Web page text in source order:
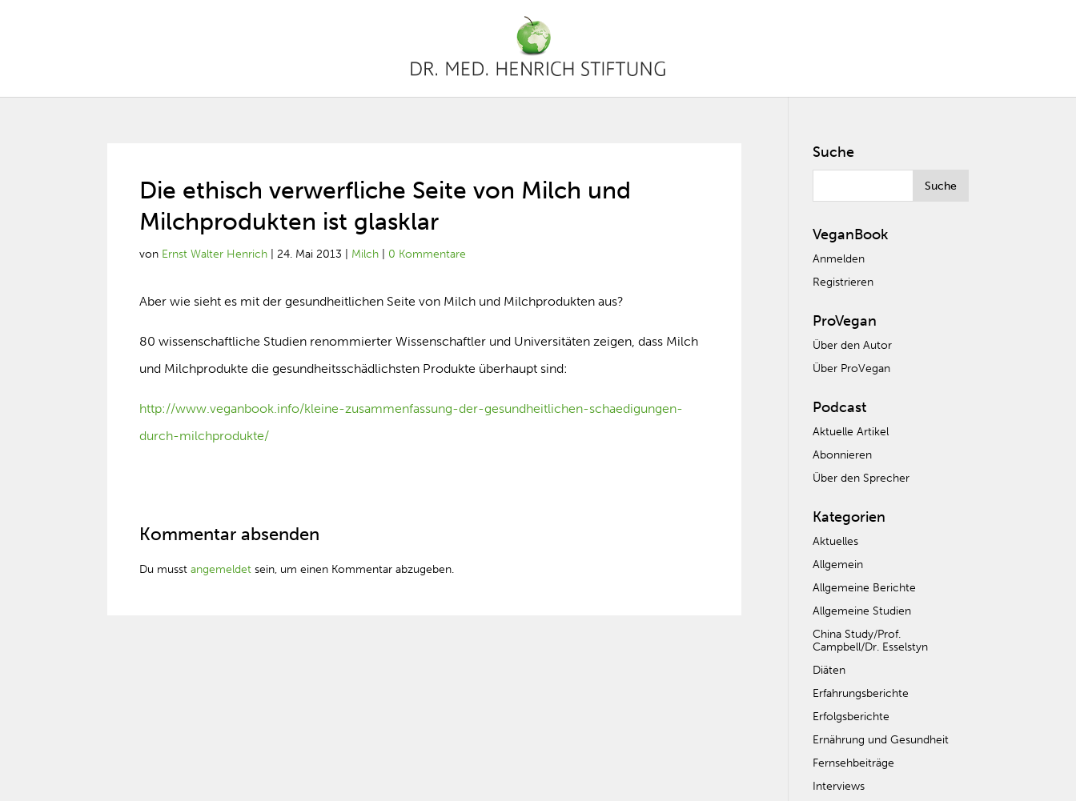
Die ethisch verwerfliche Seite von Milch und
Milchprodukten ist glasklar
von Ernst Walter Henrich |24. Mai 2013 Milch 0 Kommentare
Aber wie sieht es mit der gesundheitlichen Seite von Milch und Milchprodukten aus?
80 wissenschaftliche Studien renommierter Wissenschaftler und Universitäten zeigen, dass Milch
und Milchprodukte die gesundheitsschädlichsten Produkte überhaupt sind:
http://www.veganbook.info/kleine-zusammenfassung-der-gesundheitlichen-schaedigungen-
durch-milchprodukte/
Kommentar absenden
Du musstangemeldet sein, um einen Kommentar abzugeben.
Suche
VeganBook
Anmelden
Registrieren
ProVegan
Über den Autor
Über ProVegan
Podcast
Aktuelle Artikel
Abonnieren
Über den Sprecher
Kategorien
Aktuelles
Allgemein
Allgemeine Berichte
Allgemeine Studien
China Study/Prof.
Campbell/Dr. Esselstyn
Diäten
Erfahrungsberichte
Erfolgsberichte
Ernährung und Gesundheit
Fernsehbeiträge
Interviews